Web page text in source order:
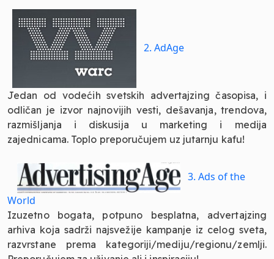
2. AdAge
Jedan od vodećih svetskih advertajzing časopisa, i
odličan je izvor najnovijih vesti, dešavanja, trendova,
razmišljanja i diskusija u marketing i medija
zajednicama. Toplo preporučujem uz jutarnju kafu!
3. Ads of the
World
Izuzetno bogata, potpuno besplatna, advertajzing
arhiva koja sadrži najsvežije kampanje iz celog sveta,
razvrstane prema kategoriji/mediju/regionu/zemlji.